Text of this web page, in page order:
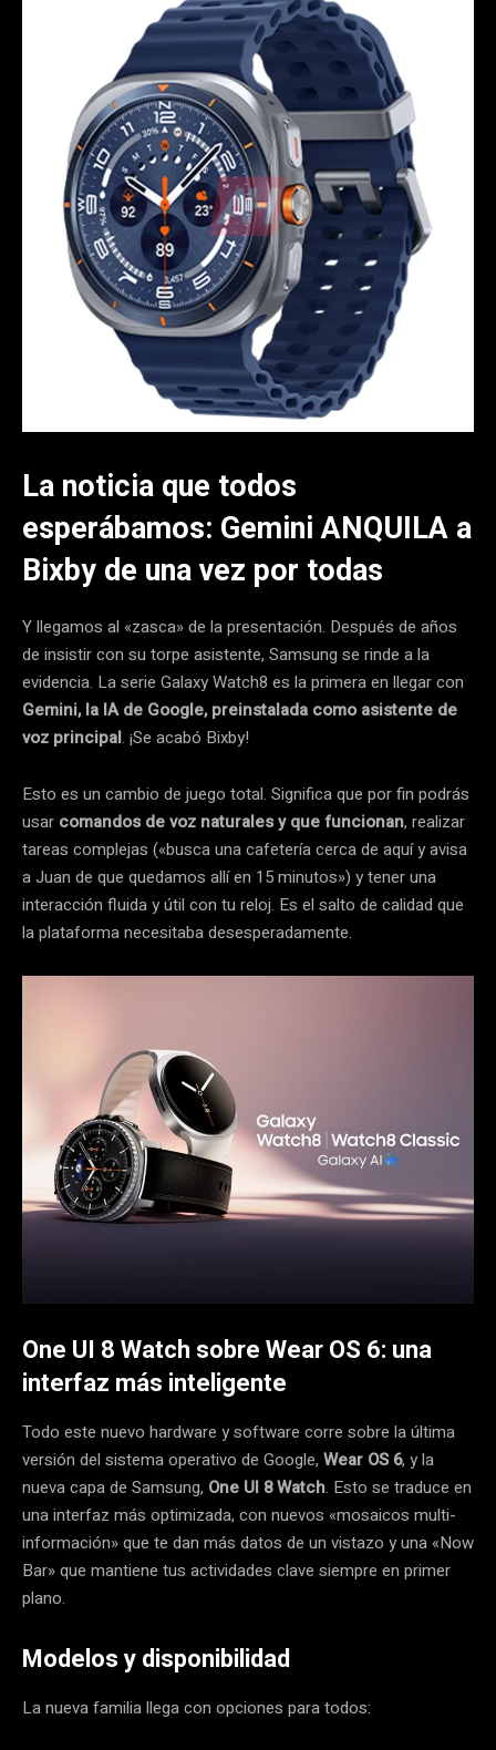
La noticia que todos
esperábamos: Gemini ANQUILA a
Bixby de una vez por todas
Y llegamos al «zasca» de la presentación. Después de años
de insistir con su torpe asistente, Samsung se rinde a la
evidencia. La serie Galaxy Watch8 es la primera en llegar con
Gemini, la IA de Google, preinstalada como asistente de
voz principal. ¡Se acabó Bixby!
Esto es un cambio de juego total. Significa que por fin podrás
usar comandos de voz naturales y que funcionan, realizar
tareas complejas («busca una cafetería cerca de aquí y avisa
a Juan de que quedamos allí en 15 minutos») y tener una
interacción fluida y útil con tu reloj. Es el salto de calidad que
la plataforma necesitaba desesperadamente.
One UI 8 Watch sobre Wear OS 6: una
interfaz más inteligente
Todo este nuevo hardware y software corre sobre la última
versión del sistema operativo de Google, Wear OS 6, y la
nueva capa de Samsung, One UI 8 Watch. Esto se traduce en
una interfaz más optimizada, con nuevos «mosaicos multi-
información» que te dan más datos de un vistazo y una «Now
Bar» que mantiene tus actividades clave siempre en primer
plano.
Modelos y disponibilidad
La nueva familia llega con opciones para todos: